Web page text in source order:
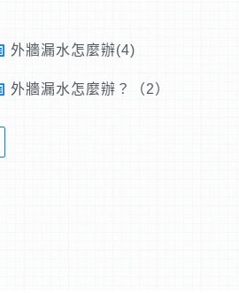
外牆漏水怎麼辦(4)
外牆漏水怎麼辦？（2）